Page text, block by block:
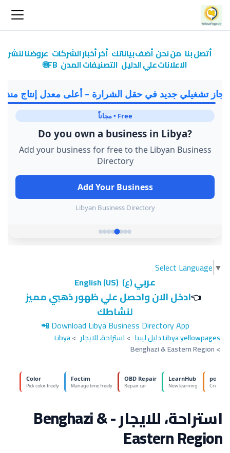
أتصل بنا من نحن أضف بياناتك أخر أخبار الشركات عروضنا لنشر
الاعلانات علي الدليل التصنيفاتالمدن FB🌐
Select Language ▼
عربي(ع) English (US)
👈ادخل الان واحصل علي ظهور ذهبي مميز
لنشاطك
📲 Download Libya Business Directory App
Libya yellowpages دليل ليبيا >استراحة، للايجار >
Libya
>
Benghazi & Eastern Region
استراحة، للايجار - Benghazi &
Eastern Region